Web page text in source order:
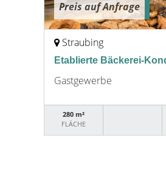
Preis auf Anfrage
Straubing
Etablierte Bäckerei-
Gastgewerbe
280 m²
FLÄCHE